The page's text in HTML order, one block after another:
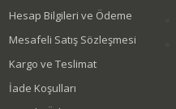
Hesap Bilgileri ve Ödeme
Mesafeli Satış Sözleşmesi
Kargo ve Teslimat
İade Koşulları